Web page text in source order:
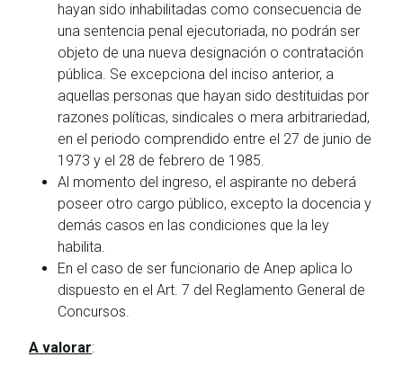
hayan sido inhabilitadas como consecuencia de
una sentencia penal ejecutoriada, no podrán ser
objeto de una nueva designación o contratación
pública. Se excepciona del inciso anterior, a
aquellas personas que hayan sido destituidas por
razones políticas, sindicales o mera arbitrariedad,
en el periodo comprendido entre el 27 de junio de
1973 y el 28 de febrero de 1985.
Al momento del ingreso, el aspirante no deberá
poseer otro cargo público, excepto la docencia y
demás casos en las condiciones que la ley
habilita.
En el caso de ser funcionario de Anep aplica lo
dispuesto en el Art. 7 del Reglamento General de
Concursos.
A valorar: